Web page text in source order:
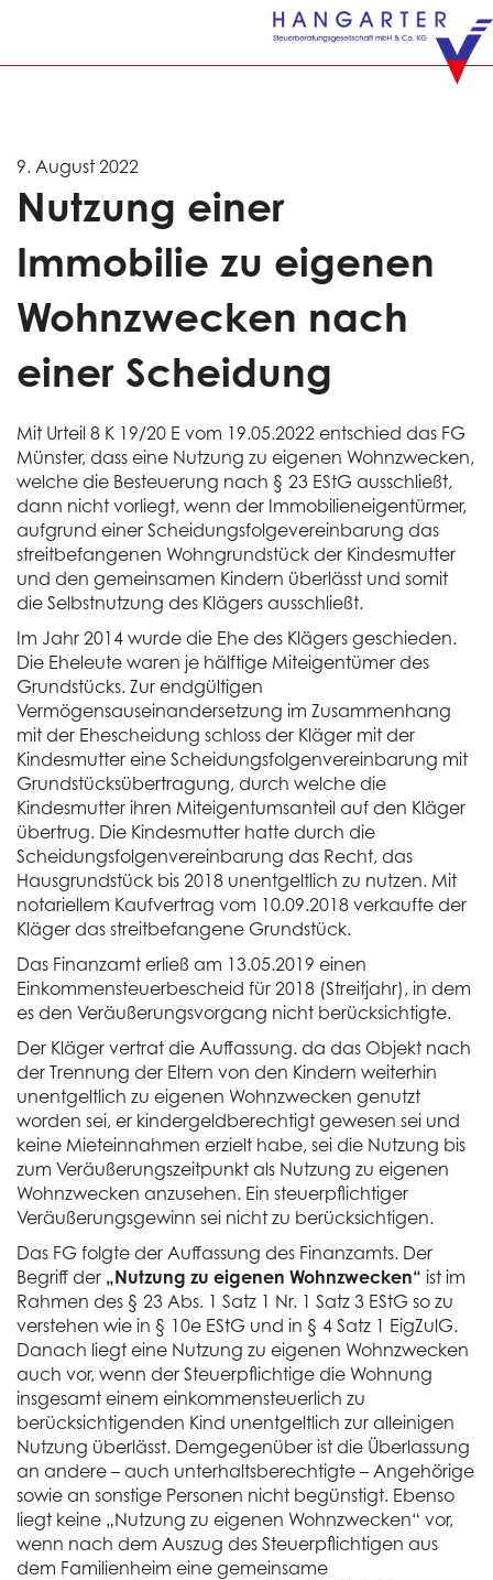
9. August 2022
Nutzung einer
Immobilie zu eigenen
Wohnzwecken nach
einer Scheidung
Mit Urteil 8 K 19/20 E vom 19.05.2022 entschied das FG
Münster, dass eine Nutzung zu eigenen Wohnzwecken,
welche die Besteuerung nach § 23 EStG ausschließt,
dann nicht vorliegt, wenn der Immobilieneigentürmer,
aufgrund einer Scheidungsfolgevereinbarung das
streitbefangenen Wohngrundstück der Kindesmutter
und den gemeinsamen Kindern überlässt und somit
die Selbstnutzung des Klägers ausschließt.
Im Jahr 2014 wurde die Ehe des Klägers geschieden.
Die Eheleute waren je hälftige Miteigentümer des
Grundstücks. Zur endgültigen
Vermögensauseinandersetzung im Zusammenhang
mit der Ehescheidung schloss der Kläger mit der
Kindesmutter eine Scheidungsfolgenvereinbarung mit
Grundstücksübertragung, durch welche die
Kindesmutter ihren Miteigentumsanteil auf den Kläger
übertrug. Die Kindesmutter hatte durch die
Scheidungsfolgenvereinbarung das Recht, das
Hausgrundstück bis 2018 unentgeltlich zu nutzen. Mit
notariellem Kaufvertrag vom 10.09.2018 verkaufte der
Kläger das streitbefangene Grundstück.
Das Finanzamt erließ am 13.05.2019 einen
Einkommensteuerbescheid für 2018 (Streitjahr), in dem
es den Veräußerungsvorgang nicht berücksichtigte.
Der Kläger vertrat die Auffassung. da das Objekt nach
der Trennung der Eltern von den Kindern weiterhin
unentgeltlich zu eigenen Wohnzwecken genutzt
worden sei, er kindergeldberechtigt gewesen sei und
keine Mieteinnahmen erzielt habe, sei die Nutzung bis
zum Veräußerungszeitpunkt als Nutzung zu eigenen
Wohnzwecken anzusehen. Ein steuerpflichtiger
Veräußerungsgewinn sei nicht zu berücksichtigen.
Das FG folgte der Auffassung des Finanzamts. Der
Begriff der „Nutzung zu eigenen Wohnzwecken“ ist im
Rahmen des § 23 Abs. 1 Satz 1 Nr. 1 Satz 3 EStG so zu
verstehen wie in § 10e EStG und in § 4 Satz 1 EigZulG.
Danach liegt eine Nutzung zu eigenen Wohnzwecken
auch vor, wenn der Steuerpflichtige die Wohnung
insgesamt einem einkommensteuerlich zu
berücksichtigenden Kind unentgeltlich zur alleinigen
Nutzung überlässt. Demgegenüber ist die Überlassung
an andere – auch unterhaltsberechtigte – Angehörige
sowie an sonstige Personen nicht begünstigt. Ebenso
liegt keine „Nutzung zu eigenen Wohnzwecken“ vor,
wenn nach dem Auszug des Steuerpflichtigen aus
dem Familienheim eine gemeinsame